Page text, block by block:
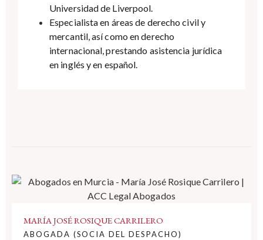
Universidad de Liverpool.
Especialista en áreas de derecho civil y
mercantil, así como en derecho
internacional, prestando asistencia jurídica
en inglés y en español.
MARÍA JOSÉ ROSIQUE CARRILERO
ABOGADA (SOCIA DEL DESPACHO)